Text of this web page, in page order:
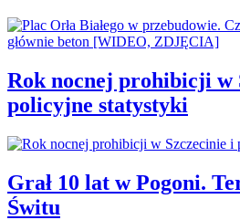
Rok nocnej prohibicji w
policyjne statystyki
Grał 10 lat w Pogoni.
Świtu